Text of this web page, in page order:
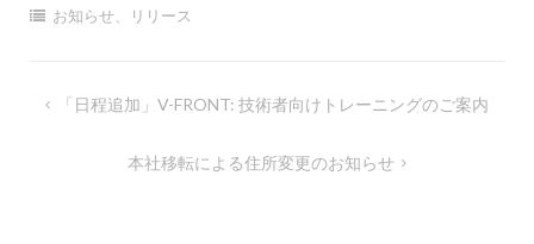
お知らせ、 リリース
投
「日程追加」V-FRONT: 技術者向けトレーニングのご案内
本社移転による住所変更のお知らせ